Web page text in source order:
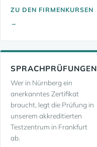
ZU DEN FIRMENKURSEN
→
SPRACHPRÜFUNGEN
Wer in Nürnberg ein
anerkanntes Zertifikat
braucht, legt die Prüfung in
unserem akkreditierten
Testzentrum in Frankfurt
ab.